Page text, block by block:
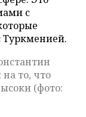
с
Туркменией.
то, что
(фото: